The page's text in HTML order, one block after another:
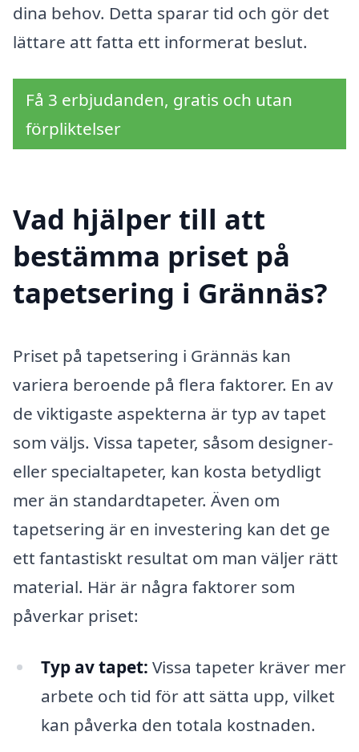
dina behov. Detta sparar tid och gör det
lättare att fatta ett informerat beslut.
Få 3 erbjudanden, gratis och utan
förpliktelser
Vad hjälper till att
bestämma priset på
tapetsering i Grännäs?
Priset på tapetsering i Grännäs kan
variera beroende på flera faktorer. En av
de viktigaste aspekterna är typ av tapet
som väljs. Vissa tapeter, såsom designer-
eller specialtapeter, kan kosta betydligt
mer än standardtapeter. Även om
tapetsering är en investering kan det ge
ett fantastiskt resultat om man väljer rätt
material. Här är några faktorer som
påverkar priset:
Typ av tapet: Vissa tapeter kräver mer
arbete och tid för att sätta upp, vilket
kan påverka den totala kostnaden.